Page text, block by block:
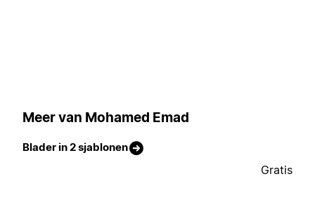
Meer van Mohamed Emad
Blader in 2 sjablonen
Gratis